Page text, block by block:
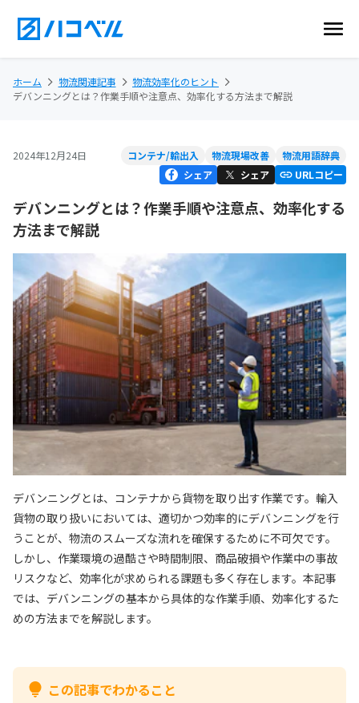
ホーム 物流関連記事
物流効率化のヒント
デバンニングとは？作業手順や注意点、効率化する方法まで解説
2024年12月24日 コンテナ/輸出入 物流現場改善
物流用語辞典
シェア
シェア URLコピー
デバンニングとは？作業手順や注意点、効率化する
方法まで解説
デバンニングとは、コンテナから貨物を取り出す作業です。輸入
貨物の取り扱いにおいては、適切かつ効率的にデバンニングを行
うことが、物流のスムーズな流れを確保するために不可欠です。
しかし、作業環境の過酷さや時間制限、商品破損や作業中の事故
リスクなど、効率化が求められる課題も多く存在します。本記事
では、デバンニングの基本から具体的な作業手順、効率化するた
めの方法までを解説します。
この記事でわかること